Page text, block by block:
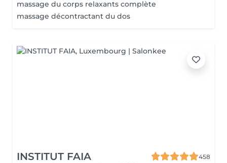
massage du corps relaxants complète
massage décontractant du dos
INSTITUT FAIA
458